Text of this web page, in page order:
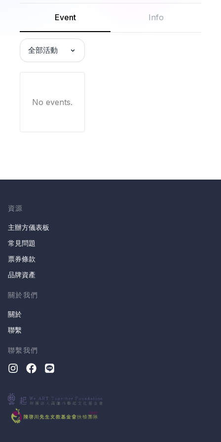
Event Info
全部活動
No events.
資源
主辦方儀表板
常見問題
票券條款
品牌資產
關於我們
關於
聯繫
聯繫我們